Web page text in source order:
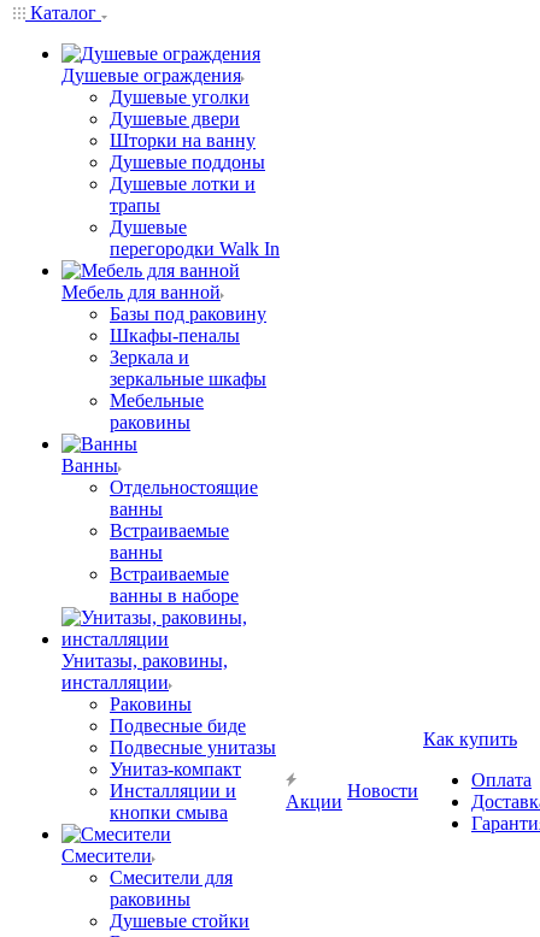
Каталог
Душевые ограждения
Душевые уголки
Душевые двери
Шторки на ванну
Душевые поддоны
Душевые лотки и
трапы
Душевые
перегородки Walk In
Мебель для ванной
Базы под раковину
Шкафы-пеналы
Зеркала и
зеркальные шкафы
Мебельные
раковины
Ванны
Отдельностоящие
ванны
Встраиваемые
ванны
Встраиваемые
ванны в наборе
Унитазы, раковины,
инсталляции
Раковины
Подвесные биде
Подвесные унитазы
Унитаз-компакт
Инсталляции и
кнопки смыва
Смесители
Смесители для
раковины
Душевые стойки
Акции
Новости
Как купить
Оплата